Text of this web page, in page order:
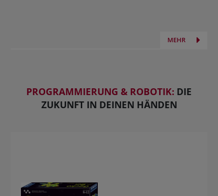
MEHR
PROGRAMMIERUNG & ROBOTIK: DIE
ZUKUNFT IN DEINEN HÄNDEN